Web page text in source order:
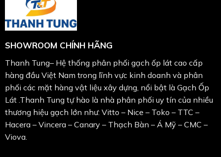
SHOWROOM CHÍNH HÃNG
Thanh Tung– Hệ thống phân phối gạch ốp lát cao cấp
hàng đầu Việt Nam trong lĩnh vực kinh doanh và phân
phối các mặt hàng vật liệu xây dựng, nổi bật là Gạch Ốp
Lát .Thanh Tung tự hào là nhà phân phối uy tín của nhiều
thương hiệu gạch lớn như: Vitto – Nice – Toko – TTC –
Hacera – Vincera – Canary – Thạch Bàn – Á Mỹ – CMC –
Viova.